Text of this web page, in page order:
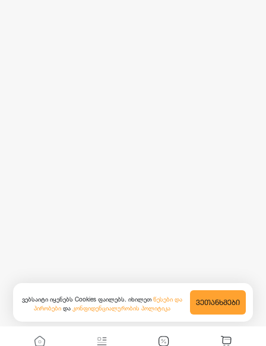
ვებსაიტი იყენებს Cookies ფაილებს. იხილეთ წესები და
პირობები და კონფიდენციალურობის პოლიტიკა
ᲕᲔᲗᲐᲜᲮᲛᲔᲑᲘ